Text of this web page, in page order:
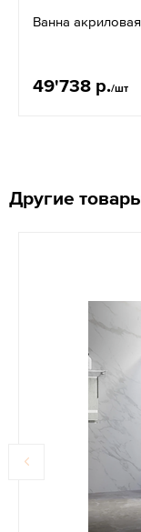
Ванна
49'738 р./шт
Другие